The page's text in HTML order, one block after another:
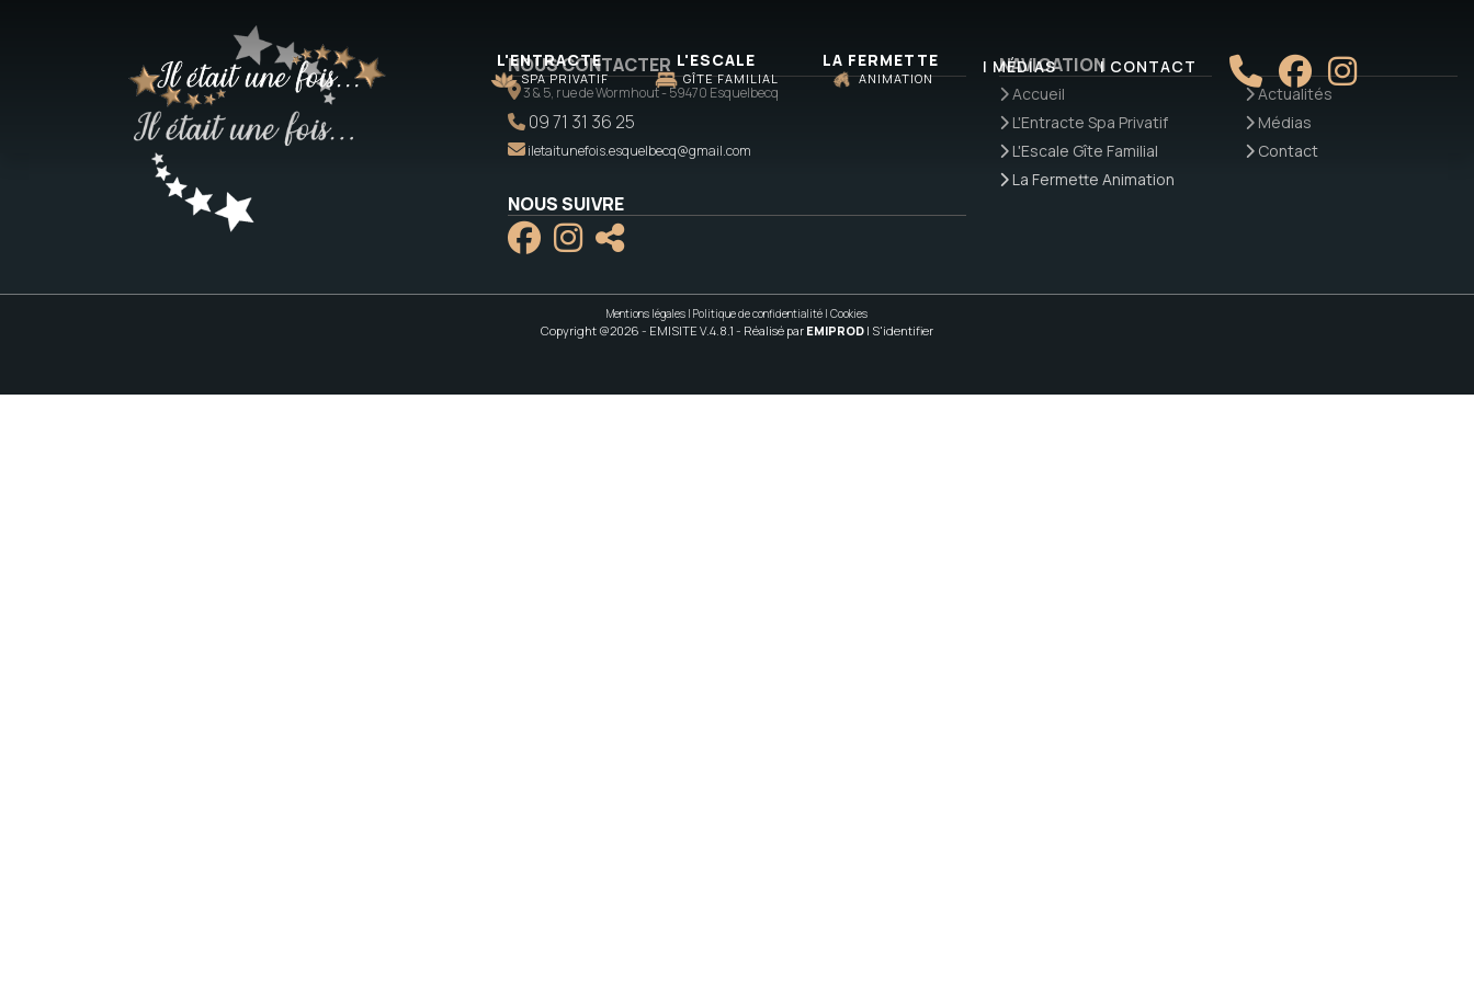
L'ENTRACTE
SPA PRIVATIF
L'ESCALE
GÎTE FAMILIAL
LA FERMETTE
ANIMATION
| MÉDIAS | CONTACT
NOUS CONTACTER
3 & 5, rue de Wormhout - 59470 Esquelbecq
09 71 31 36 25
iletaitunefois.esquelbecq@gmail.com
NOUS SUIVRE
NAVIGATION
Accueil
L'Entracte Spa Privatif
L'Escale Gîte Familial
La Fermette Animation
Actualités
Médias
Contact
Mentions légales | Politique de confidentialité | Cookies
Copyright @2026 - EMISITE V.4.8.1 - Réalisé par EMIPROD | S'identifier